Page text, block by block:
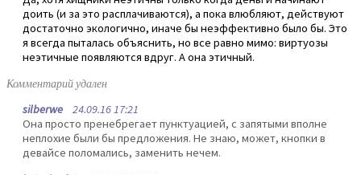
доить (и за это расплачиваются), а пока влюбляют, действуют
достаточно экологично, иначе бы неэффективно было бы. Это
я всегда пыталась объяснить, но все равно мимо: виртуозы
неэтичные появляются вдруг. А она этичный.
Комментарий удален
silberwe 24.09.16 17:21
Она просто пренебрегает пунктуацией, с запятыми вполне
неплохие были бы предложения. Не знаю, может, кнопки в
девайсе поломались, заменить нечем.